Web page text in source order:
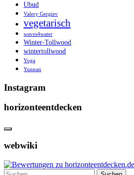
Ubud
Valery Gergiev
vegetarisch
waves4water
Winter-Tollwood
wintertollwood
Yoga
Yunnan
Instagram
horizonteentdecken
webwiki
Suchen